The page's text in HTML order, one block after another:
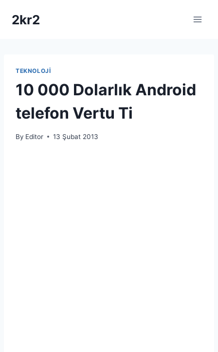
2kr2
TEKNOLOJI
10 000 Dolarlık Android
telefon Vertu Ti
By Editor 13 Şubat 2013